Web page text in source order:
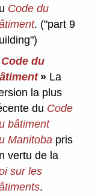
Code du
. ("part 9
Code du
»La
la plus
du Code
bâtiment
Manitoba pris
vertu de la
sur les
.